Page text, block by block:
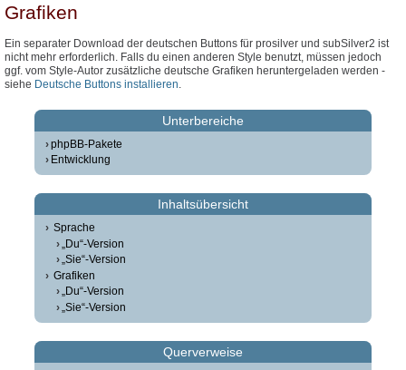
Grafiken
Ein separater Download der deutschen Buttons für prosilver und subSilver2 ist
nicht mehr erforderlich. Falls du einen anderen Style benutzt, müssen jedoch
ggf. vom Style-Autor zusätzliche deutsche Grafiken heruntergeladen werden -
siehe Deutsche Buttons installieren.
Unterbereiche
phpBB-Pakete
Entwicklung
Inhaltsübersicht
Sprache
„Du“-Version
„Sie“-Version
Grafiken
„Du“-Version
„Sie“-Version
Querverweise